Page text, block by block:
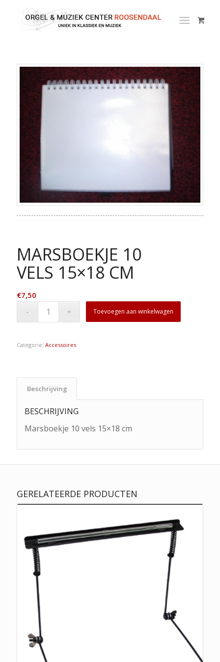
MARSBOEKJE 10
VELS 15×18 CM
€7,50
Toevoegen aan winkelwagen
Categorie: Accessoires
Beschrijving
BESCHRIJVING
Marsboekje 10 vels 15×18 cm
GERELATEERDE PRODUCTEN